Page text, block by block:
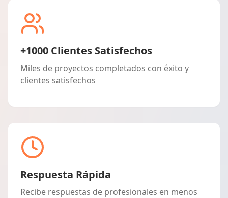
+1000 Clientes Satisfechos
Miles de proyectos completados con éxito y
clientes satisfechos
Respuesta Rápida
Recibe respuestas de profesionales en menos